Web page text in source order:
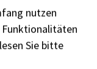
nutzen
Sie bitte